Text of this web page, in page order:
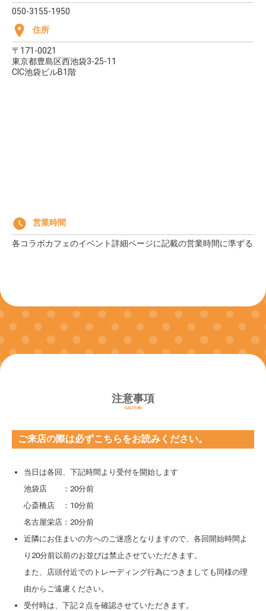
050-3155-1950
住所
〒171-0021
東京都豊島区西池袋3-25-11
CIC池袋ビルB1階
営業時間
各コラボカフェのイベント詳細ページに記載の営業時間に準ずる
注意事項
CAUTION
ご来店の際は必ずこちらをお読みください。
当日は各回、下記時間より受付を開始します
池袋店 ：20分前
心斎橋店 ：10分前
名古屋栄店：20分前
近隣にお住まいの方へのご迷惑となりますので、各回開始時間よ
り20分前以前のお並びは禁止させていただきます。
また、店頭付近でのトレーディング行為につきましても同様の理
由からご遠慮ください。
受付時は、下記２点を確認させていただきます。